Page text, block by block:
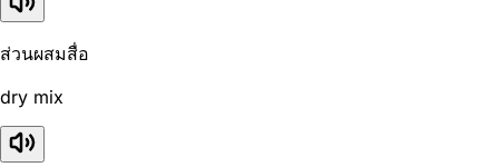
ส่วนผสมสื่อ
dry mix